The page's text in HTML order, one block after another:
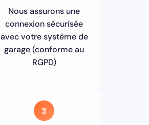
Nous assurons une
connexion sécurisée
avec votre système de
garage (conforme au
RGPD)
3